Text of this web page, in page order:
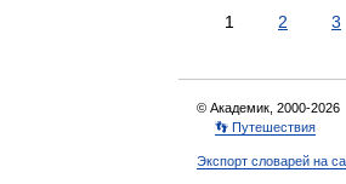
1 2 3
© Академик, 2000-2026
👣 Путешествия
Экспорт словарей на